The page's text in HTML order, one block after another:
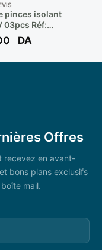
pinces isolant
03pcs Réf:
** TOPTUL
DA
Offres
recevez en avant-
bons plans exclusifs
mail.